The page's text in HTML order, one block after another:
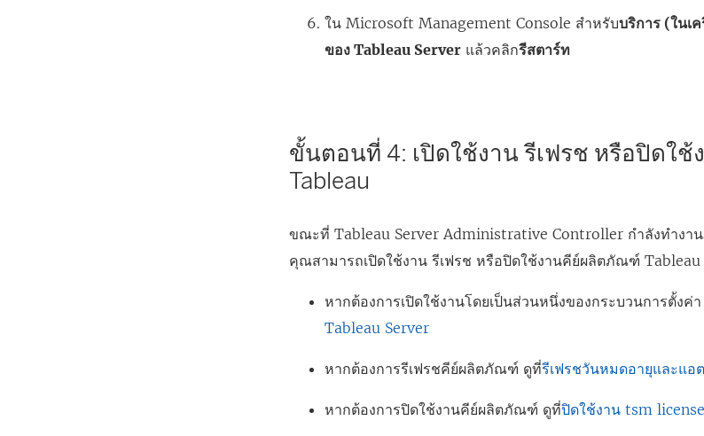
ใน Microsoft Management Console สำหรับบริการ (ในเ
ของ Tableau Server แล้วคลิกรีสตาร์ท
ขั้นตอนที่ 4: เปิดใช้งาน รีเฟรช หรือปิดใ
Tableau
ขณะที่ Tableau Server Administrative Controller กำลังทำงาน
คุณสามารถเปิดใช้งาน รีเฟรช หรือปิดใช้งานคีย์ผลิตภัณฑ์
หากต้องการเปิดใช้งานโดยเป็นส่วนหนึ่งของกระบวนการตั้งค่
Tableau Server
หากต้องการรีเฟรชคีย์ผลิตภัณฑ์ ดูที่รีเฟรชวันหมดอายุและแ
หากต้องการปิดใช้งานคีย์ผลิตภัณฑ์ ดูที่ปิดใช้งาน tsm